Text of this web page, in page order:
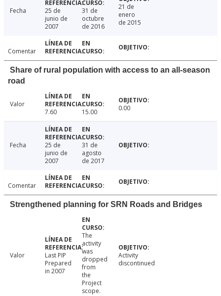
Fecha
25 de
junio de
2007
31 de
octubre
de 2016
21 de
enero
de 2015
Comentar
Share of rural population with access to an all-season
road
Valor
7.60
15.00 0.00
Fecha
25 de
junio de
2007
31 de
agosto
de 2017
Comentar
Strengthened planning for SRN Roads and Bridges
Valor
Last PIP
Prepared
in 2007
The
activity
was
dropped
from
the
Project
scope.
Activity
discontinued